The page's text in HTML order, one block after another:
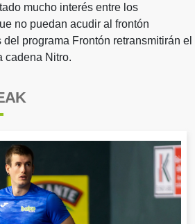
mucho interés entre los
no puedan acudir al frontón
programa Frontón retransmitirán el
cadena Nitro.